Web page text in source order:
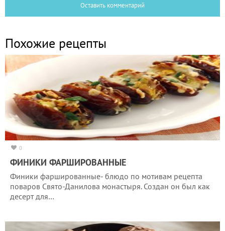
Оставить комментарий
Похожие рецепты
0
ФИНИКИ ФАРШИРОВАННЫЕ
Финики фаршированные- блюдо по мотивам рецепта
поваров Свято-Данилова монастыря. Создан он был как
десерт для…